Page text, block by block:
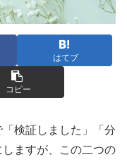
はてブ
コピー
検証しました」「分
ますが、この二つの